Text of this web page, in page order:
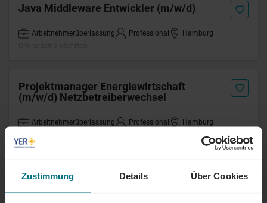
Zustimmung Details Über Cookies
Java Middleware Entwickler (m/w/d)
Arbeitnehmerüberlassung Professional
Hamburg
Projektmanager Energiewirtschaft
(m/w/d) Netzbetreiberwechsel
Arbeitnehmerüberlassung Professional
Hamburg
SQL Datenbankentwickler (m/w/d)